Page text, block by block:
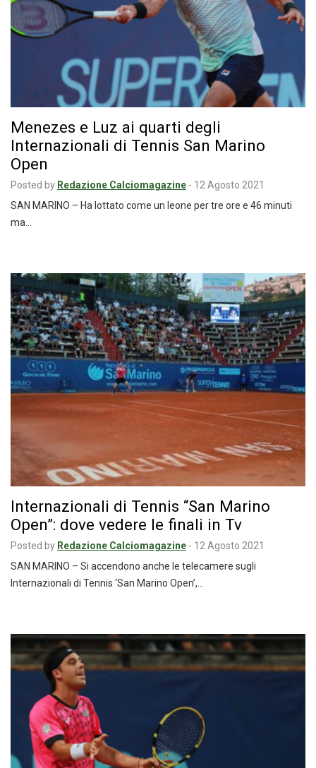
Menezes e Luz ai quarti degli
Internazionali di Tennis San Marino
Open
Posted by Redazione Calciomagazine - 12 Agosto 2021
SAN MARINO – Ha lottato come un leone per tre ore e 46 minuti
ma…
Internazionali di Tennis “San Marino
Open”: dove vedere le finali in Tv
Posted by Redazione Calciomagazine - 12 Agosto 2021
SAN MARINO – Si accendono anche le telecamere sugli
Internazionali di Tennis ‘San Marino Open’,…